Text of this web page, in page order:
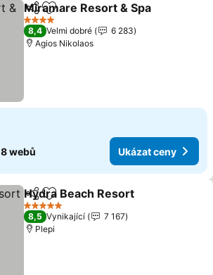
SdíletPřidat na seznam oblíbených
Miramare Resort & Spa
4 Počet hvězdiček
8,4 Velmi dobré
6 283
Agios Nikolaos
8 webů Ukázat ceny
SdíletPřidat na seznam oblíbených
Hydra Beach Resort
5 Počet hvězdiček
8,5 Vynikající
7 167
Plepi